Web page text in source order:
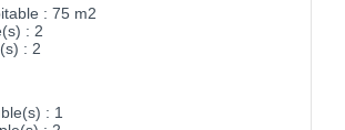
: 75 m2
: 2
: 2
: 1